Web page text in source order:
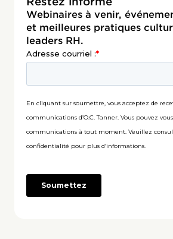
Webinaires à venir,
et meilleures pratiques
leaders RH.